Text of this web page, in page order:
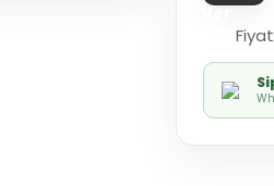
Ver